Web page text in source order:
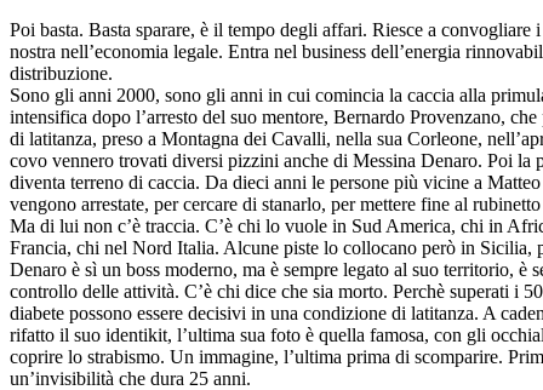
Poi basta. Basta sparare, è il tempo degli affari. Riesce a convogliare
nostra nell’economia legale. Entra nel business dell’energia
distribuzione.
Sono gli anni 2000, sono gli anni in cui comincia la caccia alla
intensifica dopo l’arresto del suo mentore, Bernardo Provenzano,
di latitanza, preso a Montagna dei Cavalli, nella sua Corleone,
covo vennero trovati diversi pizzini anche di Messina Denaro. Poi la
diventa terreno di caccia. Da dieci anni le persone più vicine a
vengono arrestate, per cercare di stanarlo, per mettere fine al
Ma di lui non c’è traccia. C’è chi lo vuole in Sud America, chi in
Francia, chi nel Nord Italia. Alcune piste lo collocano però in Sicilia,
Denaro è sì un boss moderno, ma è sempre legato al suo territorio, è
controllo delle attività. C’è chi dice che sia morto. Perchè superati i
diabete possono essere decisivi in una condizione di latitanza. A
rifatto il suo identikit, l’ultima sua foto è quella famosa, con gli
coprire lo strabismo. Un immagine, l’ultima prima di scomparire.
un’invisibilità che dura 25 anni.